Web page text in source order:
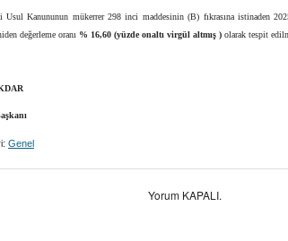
Usul Kanununun mükerrer 298 inci maddesinin (B) fıkrasına istinaden
değerleme oranı % 16,60 (yüzde onaltı virgül altmış ) olarak tespit
Genel
Yorum KAPALI.